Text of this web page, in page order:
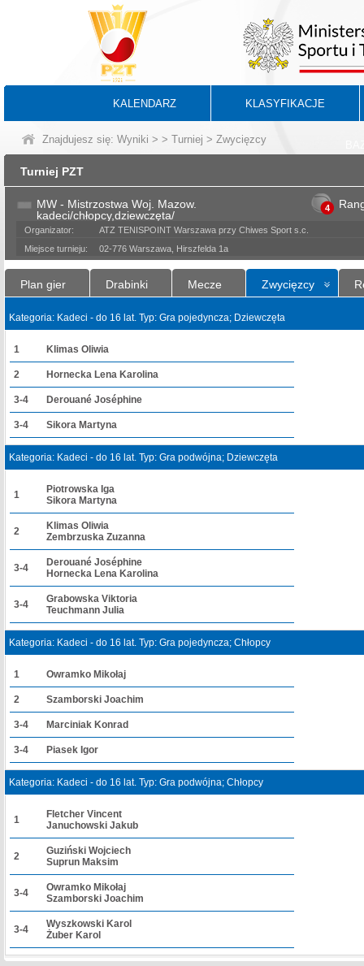
KALENDARZ KLASYFIKACJE
Znajdujesz się: Wyniki > > Turniej > Zwycięzcy
Turniej PZT
MW - Mistrzostwa Woj. Mazow.
kadeci/chłopcy,dziewczęta/
4
Organizator:
ATZ TENISPOINT Warszawa przy Chiwes Sport s.c.
Miejsce turnieju:
02-776 Warszawa, Hirszfelda 1a
Plan gier Drabinki Mecze Zwycięzcy
Kategoria: Kadeci - do 16 lat. Typ: Gra pojedyncza; Dziewczęta
1 Klimas Oliwia
2 Hornecka Lena Karolina
3-4 Derouané Joséphine
3-4 Sikora Martyna
Kategoria: Kadeci - do 16 lat. Typ: Gra podwójna; Dziewczęta
1
Piotrowska Iga
Sikora Martyna
2
Klimas Oliwia
Zembrzuska Zuzanna
3-4
Derouané Joséphine
Hornecka Lena Karolina
3-4
Grabowska Viktoria
Teuchmann Julia
Kategoria: Kadeci - do 16 lat. Typ: Gra pojedyncza; Chłopcy
1 Owramko Mikołaj
2 Szamborski Joachim
3-4 Marciniak Konrad
3-4 Piasek Igor
Kategoria: Kadeci - do 16 lat. Typ: Gra podwójna; Chłopcy
1
Fletcher Vincent
Januchowski Jakub
2
Guziński Wojciech
Suprun Maksim
3-4
Owramko Mikołaj
Szamborski Joachim
3-4
Wyszkowski Karol
Żuber Karol